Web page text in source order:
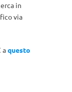
in
via
aquesto